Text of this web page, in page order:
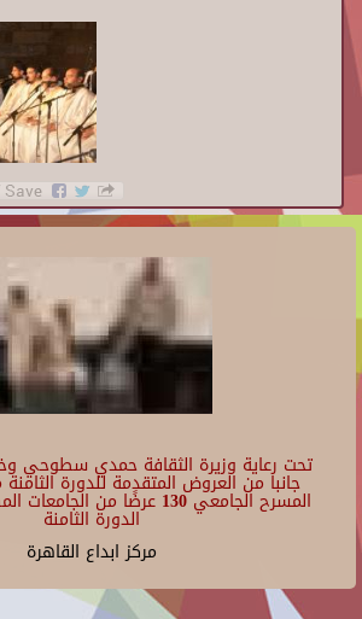
تحت رعاية وزيرة الثقافة حمدي سطوحي
جانبا من العروض المتقدمة للدورة
المسرح الجامعي 130 عرضًا من
الدورة الثامنة
مركز ابداع القاهرة